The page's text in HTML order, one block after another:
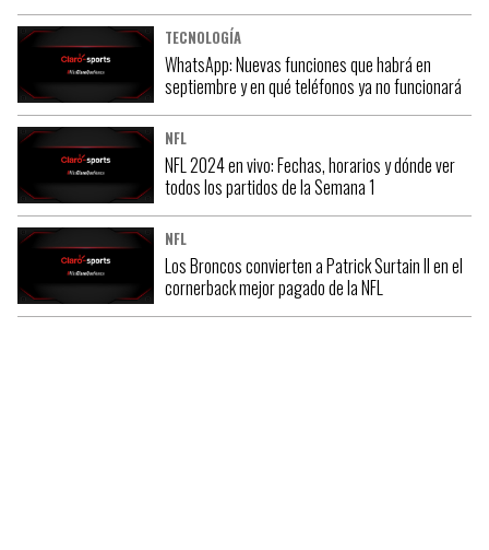
TECNOLOGÍA
WhatsApp: Nuevas funciones que habrá en
septiembre y en qué teléfonos ya no funcionará
NFL
NFL 2024 en vivo: Fechas, horarios y dónde ver
todos los partidos de la Semana 1
NFL
Los Broncos convierten a Patrick Surtain II en el
cornerback mejor pagado de la NFL